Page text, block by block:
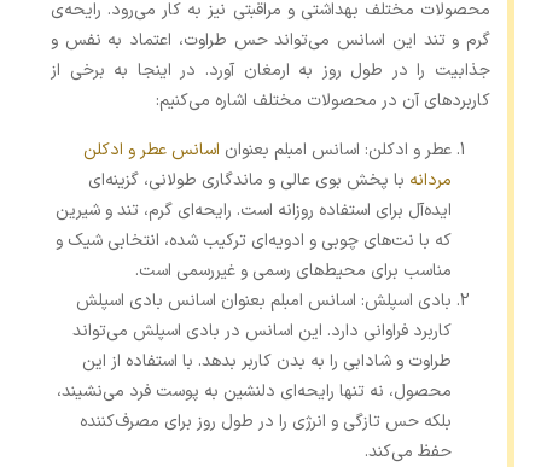
محصولات مختلف بهداشتی و مراقبتی نیز به کار می‌رود. رایحه‌ی
گرم و تند این اسانس می‌تواند حس طراوت، اعتماد به نفس و
جذابیت را در طول روز به ارمغان آورد. در اینجا به برخی از
کاربردهای آن در محصولات مختلف اشاره می‌کنیم:
عطر و ادکلن: اسانس امبلم بعنوان اسانس عطر و ادکلن
مردانه با پخش بوی عالی و ماندگاری طولانی، گزینه‌ای
ایده‌آل برای استفاده روزانه است. رایحه‌ای گرم، تند و شیرین
که با نت‌های چوبی و ادویه‌ای ترکیب شده، انتخابی شیک و
مناسب برای محیط‌های رسمی و غیررسمی است.
بادی اسپلش: اسانس امبلم بعنوان اسانس بادی اسپلش
کاربرد فراوانی دارد. این اسانس در بادی اسپلش می‌تواند
طراوت و شادابی را به بدن کاربر بدهد. با استفاده از این
محصول، نه تنها رایحه‌ای دلنشین به پوست فرد می‌نشیند،
بلکه حس تازگی و انرژی را در طول روز برای مصرف‌کننده
حفظ می‌کند.